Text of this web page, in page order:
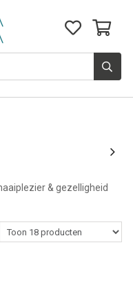
& gezelligheid